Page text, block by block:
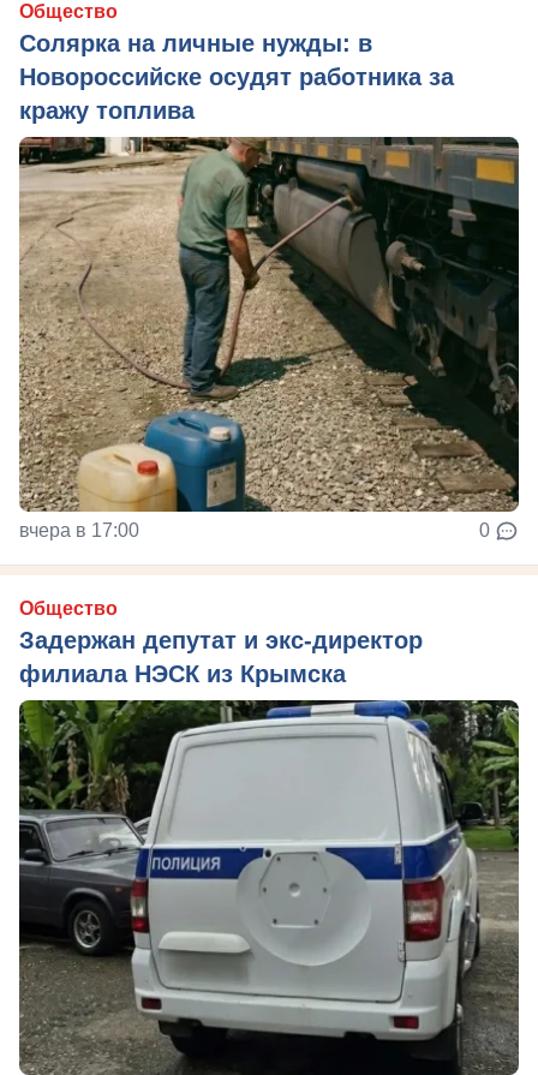
Общество
Солярка на личные нужды: в
Новороссийске осудят работника за
кражу топлива
вчера в 17:00 0
Общество
Задержан депутат и экс-директор
филиала НЭСК из Крымска